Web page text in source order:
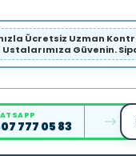
Ücretsiz Uzman
Güvenin.
777 05 83